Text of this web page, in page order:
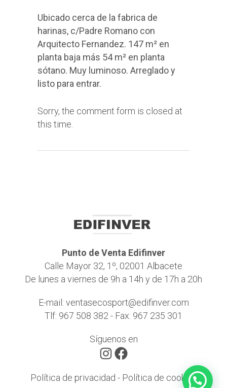
Ubicado cerca de la fabrica de
harinas, c/Padre Romano con
Arquitecto Fernandez. 147 m² en
planta baja más 54 m² en planta
sótano. Muy luminoso. Arreglado y
listo para entrar.
Sorry, the comment form is closed at
this time.
Punto de Venta Edifinver
Calle Mayor 32, 1º, 02001 Albacete
De lunes a viernes de 9h a 14h y de 17h a 20h
E-mail: ventasecosport@edifinver.com
Tlf: 967 508 382 - Fax: 967 235 301
Síguenos en
Instagram
Facebook
Política de privacidad - Política de cookies